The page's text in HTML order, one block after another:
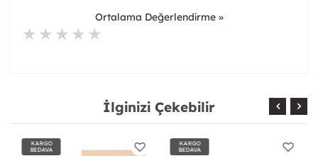
Ortalama Değerlendirme »
İlginizi Çekebilir
KARGO
BEDAVA
KARGO
BEDAVA